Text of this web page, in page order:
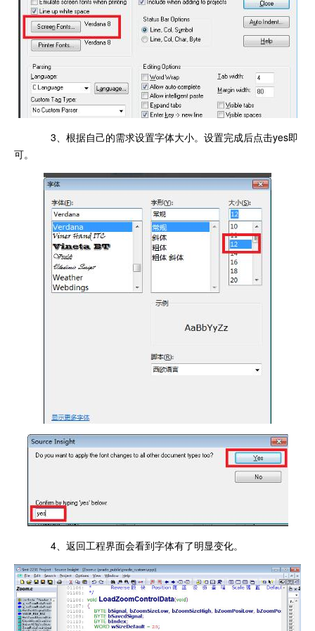
3、根据自己的需求设置字体大小。设置完成后点击yes即
可。
4、返回工程界面会看到字体有了明显变化。